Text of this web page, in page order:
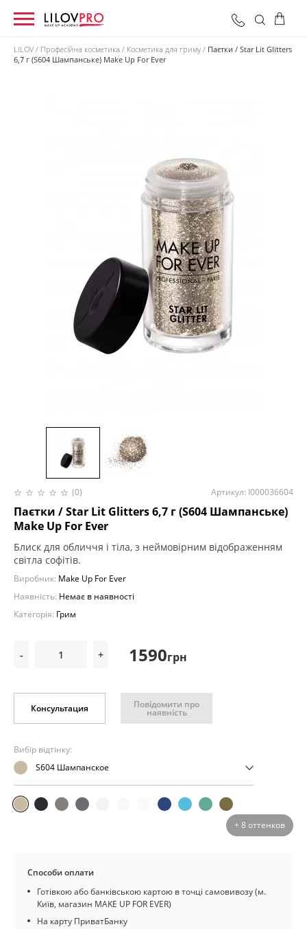
LILOV Професійна косметика Косметика для гриму
Паєтки / Star Lit Glitters
6,7 г (S604 Шампанське) Make Up For Ever
(0) Артикул: І000036604
Паєтки / Star Lit Glitters 6,7 г (S604 Шампанське)
Make Up For Ever
Блиск для обличчя і тіла, з неймовірним відображенням
світла софітів.
Виробник: Make Up For Ever
Наявність: Немає в наявності
Категорія: Грим
- + 1590грн
Консультация Повідомити про
наявність
Вибір відтінку:
S604 Шампанское
+ 8 оттенков
Способи оплати
Готівкою або банківською картою в точці самовивозу (м.
Київ, магазин MAKE UP FOR EVER)
На карту ПриватБанку